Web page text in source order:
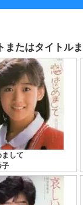
またはタイトル
して
子